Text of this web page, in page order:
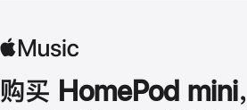
购买 HomePod mini，